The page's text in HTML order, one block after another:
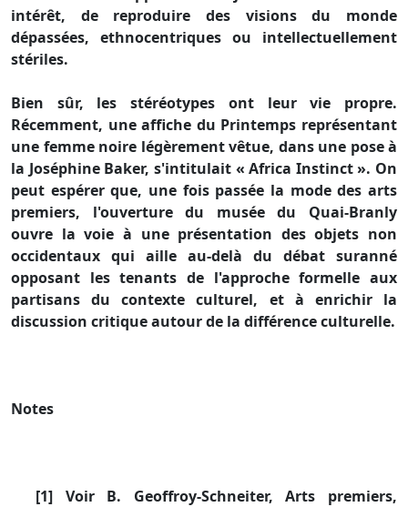
intérêt, de reproduire des visions du monde
dépassées, ethnocentriques ou intellectuellement
stériles.
Bien sûr, les stéréotypes ont leur vie propre.
Récemment, une affiche du Printemps représentant
une femme noire légèrement vêtue, dans une pose à
la Joséphine Baker, s'intitulait « Africa Instinct ». On
peut espérer que, une fois passée la mode des arts
premiers, l'ouverture du musée du Quai-Branly
ouvre la voie à une présentation des objets non
occidentaux qui aille au-delà du débat suranné
opposant les tenants de l'approche formelle aux
partisans du contexte culturel, et à enrichir la
discussion critique autour de la différence culturelle.
Notes
[1] Voir B. Geoffroy-Schneiter, Arts premiers,